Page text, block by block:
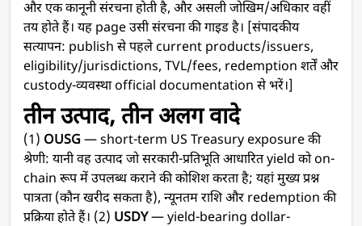
और एक कानूनी संरचना होती है, और असली जोखिम/अधिकार वहीं
तय होते हैं। यह page उसी संरचना की गाइड है। [संपादकीय
सत्यापन: publish से पहले current products/issuers,
eligibility/jurisdictions, TVL/fees, redemption शर्तें और
custody-व्यवस्था official documentation से भरें।]
तीन उत्पाद, तीन अलग वादे
(1) OUSG— short-term US Treasury exposure की
श्रेणी: यानी वह उत्पाद जो सरकारी-प्रतिभूति आधारित yield को on-
chain रूप में उपलब्ध कराने की कोशिश करता है; यहां मुख्य प्रश्न
पात्रता (कौन खरीद सकता है), न्यूनतम राशि और redemption की
प्रक्रिया होते हैं। (2) USDY— yield-bearing dollar-